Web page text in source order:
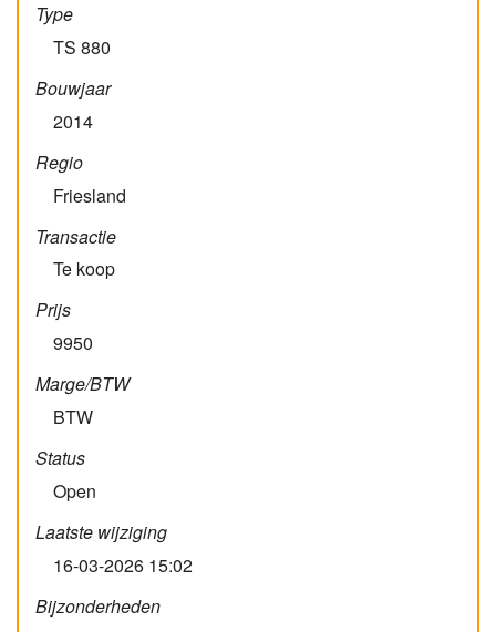
Type
TS 880
Bouwjaar
2014
Regio
Friesland
Transactie
Te koop
Prijs
9950
Marge/BTW
BTW
Status
Open
Laatste wijziging
16-03-2026 15:02
Bijzonderheden